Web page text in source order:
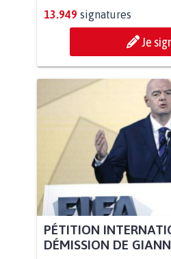
13.949 signatures
Je
PÉTITION
DÉMISSION DE